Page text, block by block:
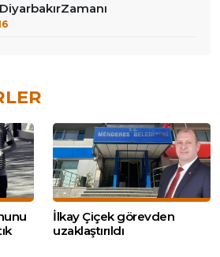
İlkay Çiçek görevden
uzaklaştırıldı